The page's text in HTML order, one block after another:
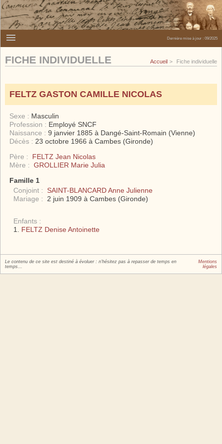
Dernière mise à jour : 09/2025
FICHE INDIVIDUELLE Accueil Fiche individuelle
FELTZ GASTON CAMILLE NICOLAS
Sexe : Masculin
Profession : Employé SNCF
Naissance : 9 janvier 1885 à Dangé-Saint-Romain (Vienne)
Décès : 23 octobre 1966 à Cambes (Gironde)
Père :
FELTZ Jean Nicolas
Mère : GROLLIER Marie Julia
Famille 1
Conjoint : SAINT-BLANCARD Anne Julienne
Mariage :
2 juin 1909 à Cambes (Gironde)
Enfants :
FELTZ Denise Antoinette
Le contenu de ce site est destiné à évoluer : n'hésitez pas à repasser de temps en
temps…
Mentions
légales